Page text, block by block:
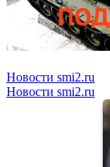
Новости smi2.ru
Новости smi2.ru